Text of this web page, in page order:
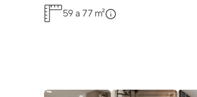
59 a 77 m²